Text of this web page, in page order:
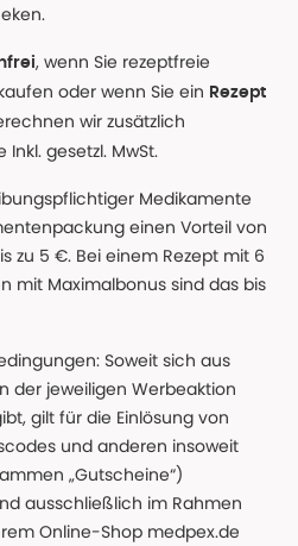
, wenn Sie rezeptfreie
oder wenn Sie ein Rezept
wir zusätzlich
Inkl. gesetzl. MwSt.
Medikamente
einen Vorteil von
zu 5 €. Bei einem Rezept mit 6
mit Maximalbonus sind das bis
Soweit sich aus
der jeweiligen Werbeaktion
gilt für die Einlösung von
und anderen insoweit
„Gutscheine“)
ausschließlich im Rahmen
Online-Shop medpex.de